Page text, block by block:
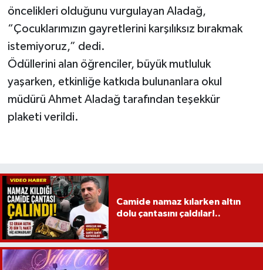
öncelikleri olduğunu vurgulayan Aladağ,
“Çocuklarımızın gayretlerini karşılıksız bırakmak
istemiyoruz,” dedi.
Ödüllerini alan öğrenciler, büyük mutluluk
yaşarken, etkinliğe katkıda bulunanlara okul
müdürü Ahmet Aladağ tarafından teşekkür
plaketi verildi.
Camide namaz kılarken altın
dolu çantasını çaldılar!..